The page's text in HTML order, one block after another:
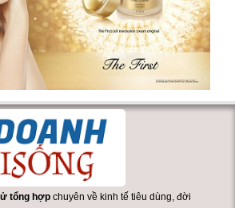
tổng hợp chuyên về kinh tế tiêu dùng, đời